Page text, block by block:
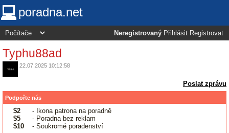
poradna.net
Neregistrovaný Přihlásit Registrovat
Typhu88ad
22.07.2025 10:12:58
Poslat zprávu
Podpořte nás
$2
- Ikona patrona na poradně
$5
- Poradna bez reklam
$10
- Soukromé poradenství